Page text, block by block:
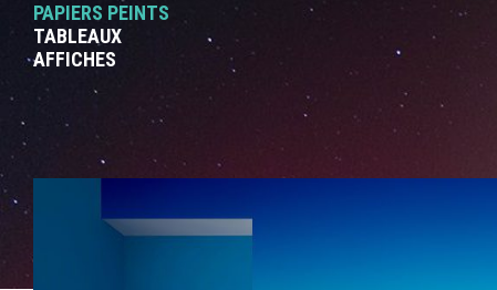
PAPIERS PEINTS
TABLEAUX
AFFICHES